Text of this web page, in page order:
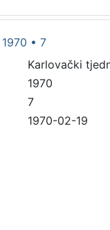
• 7
Karlovački
1970
7
1970-02-19